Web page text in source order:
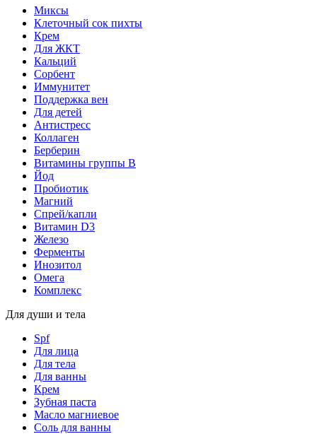
Миксы
Клеточный сок пихты
Крем
Для ЖКТ
Кальций
Сорбент
Иммунитет
Поддержка вен
Для детей
Антистресс
Коллаген
Берберин
Витамины группы B
Йод
Пробиотик
Магний
Спрей/капли
Витамин D3
Железо
Ферменты
Инозитол
Омега
Комплекс
Для души и тела
Spf
Для лица
Для тела
Для ванны
Крем
Зубная паста
Масло магниевое
Соль для ванны